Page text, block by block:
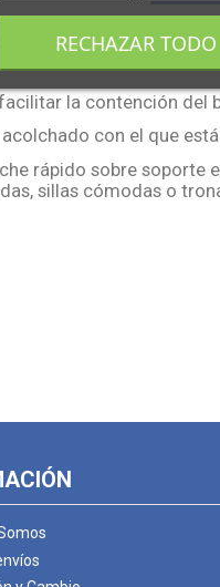
RUEDAS
la contención del
con el que
rápido sobre
sillas cómodas o
RECHAZAR TODO